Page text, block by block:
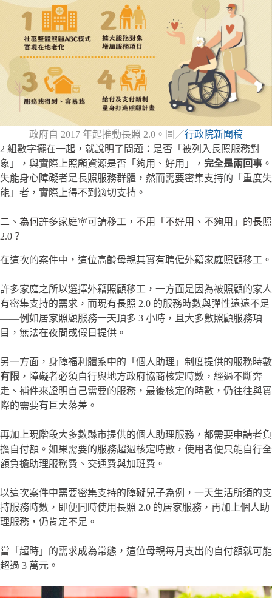
政府自 2017 年起推動長照 2.0。圖／行政院新聞稿
2 組數字擺在一起，就說明了問題：是否「被列入長照服務對
象」，與實際上照顧資源是否「夠用、好用」， 完全是兩回事 。
失能身心障礙者是長照服務群體，然而需要密集支持的「重度失
能」者，實際上得不到適切支持。
二、為何許多家庭寧可請移工，不用「不好用、不夠用」的長照
2.0？
在這次的案件中，這位高齡母親其實有聘僱外籍家庭照顧移工。
許多家庭之所以選擇外籍照顧移工，一方面是因為被照顧的家人
有密集支持的需求，而現有長照 2.0 的服務時數與彈性遠遠不足
——例如居家照顧服務一天頂多 3 小時，且大多數照顧服務項
目，無法在夜間或假日提供。
另一方面，身障福利體系中的「個人助理」制度提供的服務時數
有限 ，障礙者必須自行與地方政府協商核定時數，經過不斷奔
走、補件來證明自己需要的服務，最後核定的時數，仍往往與實
際的需要有巨大落差。
再加上現階段大多數縣市提供的個人助理服務，都需要申請者負
擔自付額。如果需要的服務超過核定時數，使用者便只能自行全
額負擔助理服務費、交通費與加班費。
以這次案件中需要密集支持的障礙兒子為例，一天生活所須的支
持服務時數，即便同時使用長照 2.0 的居家服務，再加上個人助
理服務，仍肯定不足。
當「超時」的需求成為常態，這位母親每月支出的自付額就可能
超過 3 萬元。